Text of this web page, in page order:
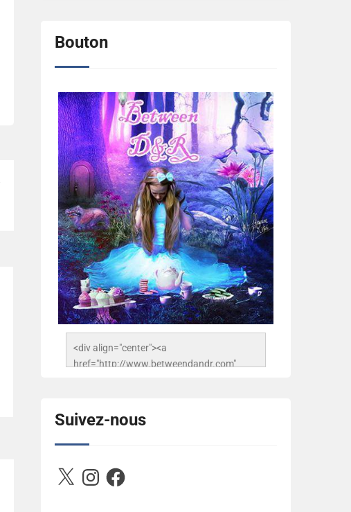
Bouton
<div align="center"><a
href="http://www.betweendandr.com"
503716673157532-
2788222864243652657-n.jpg"
alt="Between D&R" style="border:none;" />
Suivez-nous
X InstagramFacebook